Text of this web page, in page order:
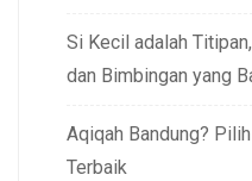
Si Kecil adalah
dan Bimbingan yang
Aqiqah Bandung?
Terbaik